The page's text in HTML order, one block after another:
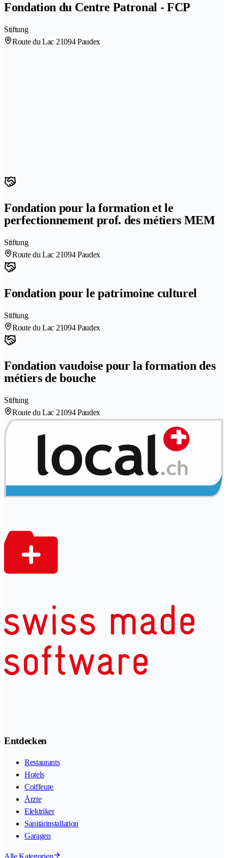
Fondation du Centre Patronal - FCP
Stiftung
Route du Lac 21094 Paudex
Fondation pour la formation et le
perfectionnement prof. des métiers MEM
Stiftung
Route du Lac 21094 Paudex
Fondation pour le patrimoine culturel
Stiftung
Route du Lac 21094 Paudex
Fondation vaudoise pour la formation des
métiers de bouche
Stiftung
Route du Lac 21094 Paudex
Entdecken
Restaurants
Hotels
Coiffeure
Ärzte
Elektriker
Sanitärinstallation
Garagen